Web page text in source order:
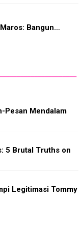
Bangun…
Pesan Mendalam
5 Brutal Truths on
Legitimasi Tommy